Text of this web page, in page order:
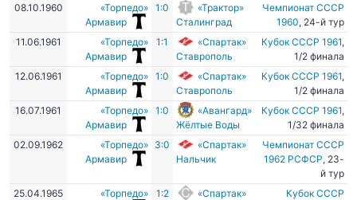
08.10.1960
«Торпедо»
Армавир
1:0
«Трактор»
Сталинград
Чемпионат СССР
1960, 24-й тур
11.06.1961
«Торпедо»
Армавир
1:1
«Спартак»
Ставрополь
Кубок СССР 1961,
1/2 финала
12.06.1961
«Торпедо»
Армавир
1:0
«Спартак»
Ставрополь
Кубок СССР 1961,
1/2 финала
16.07.1961
«Торпедо»
Армавир
1:0
«Авангард»
Жёлтые Воды
Кубок СССР 1961,
1/32 финала
02.09.1962
«Торпедо»
Армавир
3:0
«Спартак»
Нальчик
Чемпионат СССР
1962 РСФСР, 23-
й тур
25.04.1965
«Торпедо»
1:2
«Спартак»
Кубок СССР